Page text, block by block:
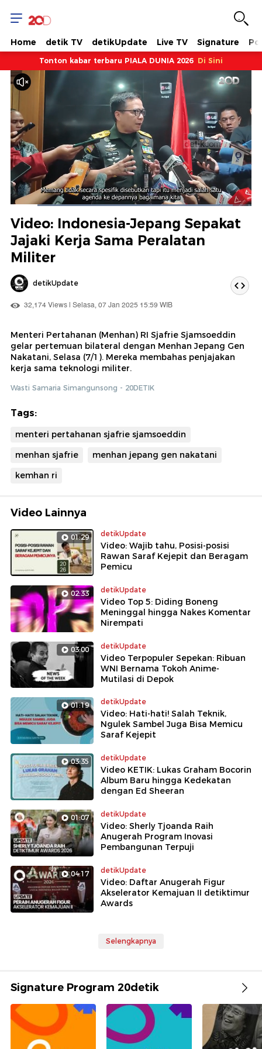
Home detik TV detikUpdate Live TV Signature
Tonton kabar terbaru PIALA DUNIA 2026 Di Sini
Berhenti
Suara
Hidup
Saat
Dimuat:
Video: Indonesia-Jepang Sepakat
Jajaki Kerja Sama Peralatan
Militer
detikUpdate
32,174 Views | Selasa, 07 Jan 2025 15:59 WIB
Menteri Pertahanan (Menhan) RI Sjafrie Sjamsoeddin
gelar pertemuan bilateral dengan Menhan Jepang Gen
Nakatani, Selasa (7/1). Mereka membahas penjajakan
kerja sama teknologi militer.
Wasti Samaria Simangunsong - 20DETIK
Tags:
menteri pertahanan sjafrie sjamsoeddin
menhan sjafrie
menhan jepang gen nakatani
kemhan ri
Video Lainnya
01:29 detikUpdate
Video: Wajib tahu, Posisi-posisi
Rawan Saraf Kejepit dan Beragam
Pemicu
02:33 detikUpdate
Video Top 5: Diding Boneng
Meninggal hingga Nakes Komentar
Nirempati
03:00 detikUpdate
Video Terpopuler Sepekan: Ribuan
WNI Bernama Tokoh Anime-
Mutilasi di Depok
01:19 detikUpdate
Video: Hati-hati! Salah Teknik,
Ngulek Sambel Juga Bisa Memicu
Saraf Kejepit
03:35 detikUpdate
Video KETIK: Lukas Graham Bocorin
Album Baru hingga Kedekatan
dengan Ed Sheeran
01:07 detikUpdate
Video: Sherly Tjoanda Raih
Anugerah Program Inovasi
Pembangunan Terpuji
04:17 detikUpdate
Video: Daftar Anugerah Figur
Akselerator Kemajuan II detiktimur
Awards
Selengkapnya
Signature Program 20detik